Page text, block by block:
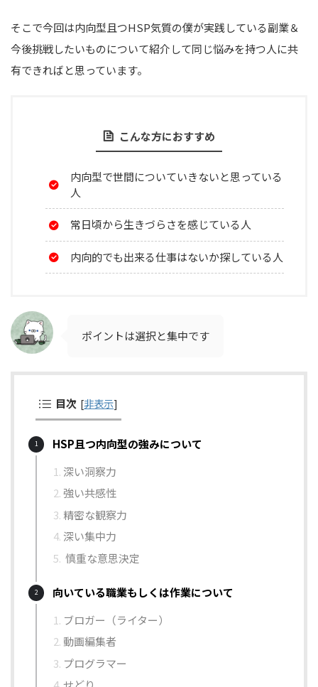
そこで今回は内向型且つHSP気質の僕が実践している副業＆
今後挑戦したいものについて紹介して同じ悩みを持つ人に共
有できればと思っています。
こんな方におすすめ
内向型で世間についていきないと思っている
人
常日頃から生きづらさを感じている人
内向的でも出来る仕事はないか探している人
ポイントは選択と集中です
目次 [非表示]
HSP且つ内向型の強みについて
深い洞察力
強い共感性
精密な観察力
深い集中力
慎重な意思決定
向いている職業もしくは作業について
ブロガー（ライター）
動画編集者
プログラマー